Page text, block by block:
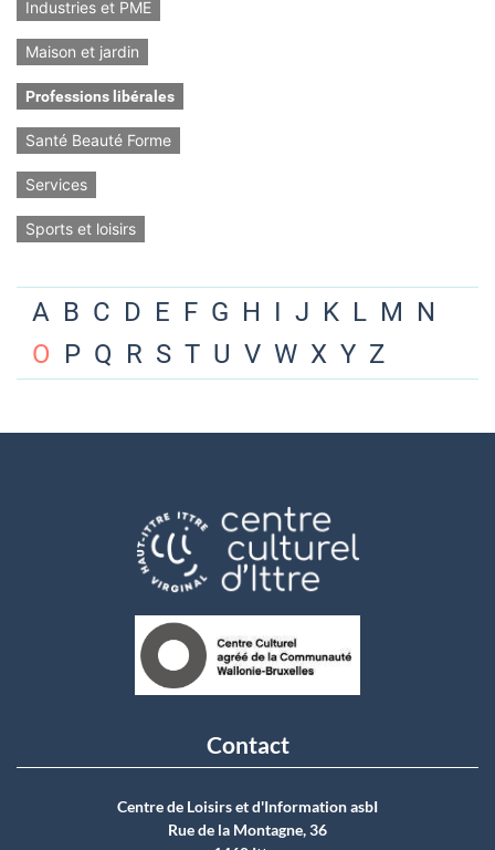
Industries et PME
Maison et jardin
Professions libérales
Santé Beauté Forme
Services
Sports et loisirs
A B C D E F G H I J K L M N
O P Q R S T U V W X Y Z
Contact
Centre de Loisirs et d'Information asbI
Rue de la Montagne, 36